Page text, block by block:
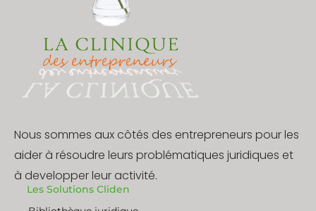
Nous sommes aux côtés des entrepreneurs pour les
aider à résoudre leurs problématiques juridiques et
à developper leur activité.
Les Solutions Cliden